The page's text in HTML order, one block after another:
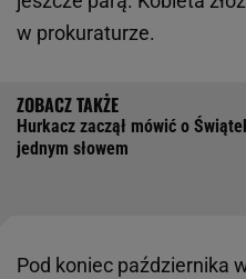
w prokuraturze.
Hurkacz zaczął mówić o
jednym słowem
Pod koniec października